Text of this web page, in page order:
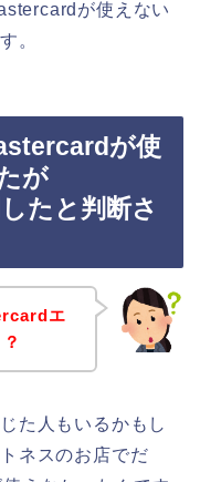
が使えない
。
が使
が
たと判断さ
エ
た人もいるかもし
ネスのお店でだ